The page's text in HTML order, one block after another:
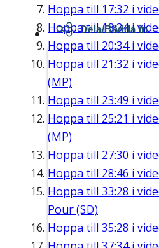
Hoppa till 17:32 i
Hoppa till18:34i
Hoppa till 20:34i
Hoppa till 21:32 i
(MP)
Hoppa till 23:49 i
Hoppa till 25:21 i
(MP)
Hoppa till 27:30 i
Hoppa till 28:46 i
Hoppa till 33:28 i
Pour (SD)
Hoppa till 35:28 i
Dela/Bädda in